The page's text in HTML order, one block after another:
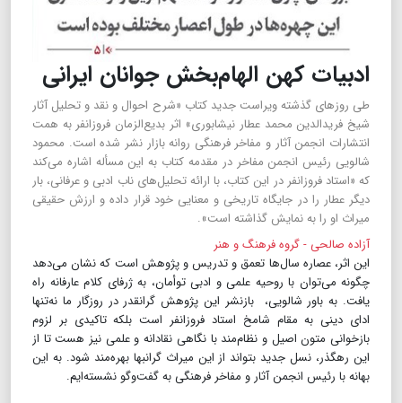
ادبیات کهن الهام‌بخش جوانان ایرانی
طی روزهای گذشته ویراست جدید کتاب «شرح احوال و نقد و تحلیل آثار
شیخ فریدالدین محمد عطار نیشابوری» اثر بدیع‌الزمان فروزانفر به همت
انتشارات انجمن آثار و مفاخر فرهنگی روانه بازار نشر شده است. محمود
شالویی رئیس انجمن مفاخر در مقدمه کتاب به این مسأله اشاره می‌کند
که «استاد فروزانفر در این کتاب، با ارائه‌ تحلیل‌های ناب ادبی و عرفانی، بار
دیگر عطار را در جایگاه تاریخی و معنایی خود قرار داده و ارزش حقیقی
میراث او را به نمایش گذاشته است».
آزاده صالحی - گروه فرهنگ و هنر
این اثر، عصاره‌ سال‌ها تعمق و تدریس و پژوهش است که نشان می‌دهد
چگونه می‌توان با روحیه‌ علمی و ادبی توأمان، به ژرفای کلام عارفانه راه
یافت. به باور شالویی، بازنشر این پژوهش گرانقدر در روزگار ما نه‌تنها
ادای دینی به مقام شامخ استاد فروزانفر است بلکه تاکیدی بر لزوم
بازخوانی متون اصیل و نظام‌مند با نگاهی نقادانه و علمی نیز هست تا از
این رهگذر، نسل جدید بتواند از این میراث گرانبها بهره‌مند شود. به این
بهانه با رئیس انجمن آثار و مفاخر فرهنگی به گفت‌وگو نشسته‌ایم.